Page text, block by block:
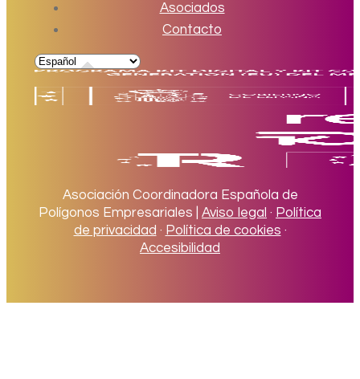
Asociados
Contacto
Asociación Coordinadora Española de
Polígonos Empresariales | Aviso legal · Política
de privacidad · Política de cookies ·
Accesibilidad